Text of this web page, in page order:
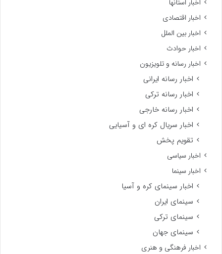
اخبار استانها
اخبار اقتصادی
اخبار بین الملل
اخبار حوادث
اخبار رسانه و تلویزیون
اخبار رسانه ایرانی
اخبار رسانه ترکی
اخبار رسانه خارجی
اخبار سریال کره ای و آسیایی
تقویم پخش
اخبار سیاسی
اخبار سینما
اخبار سینمای کره و آسیا
سینمای ایران
سینمای ترکی
سینمای جهان
اخبار فرهنگی و هنری